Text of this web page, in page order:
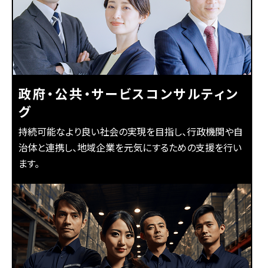
政府・公共・サービスコンサルティン
グ
持続可能なより良い社会の実現を目指し、行政機関や自
治体と連携し、地域企業を元気にするための支援を行い
ます。